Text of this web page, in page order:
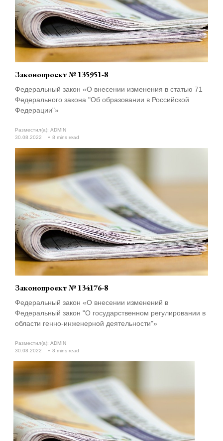
Законопроект № 135951-8
Федеральный закон «О внесении изменения в статью 71
Федерального закона "Об образовании в Российской
Федерации"»
Разместил(а): ADMIN
30.08.2022
8 mins read
Законопроект № 134176-8
Федеральный закон «О внесении изменений в
Федеральный закон "О государственном регулировании в
области генно-инженерной деятельности"»
Разместил(а): ADMIN
30.08.2022
8 mins read